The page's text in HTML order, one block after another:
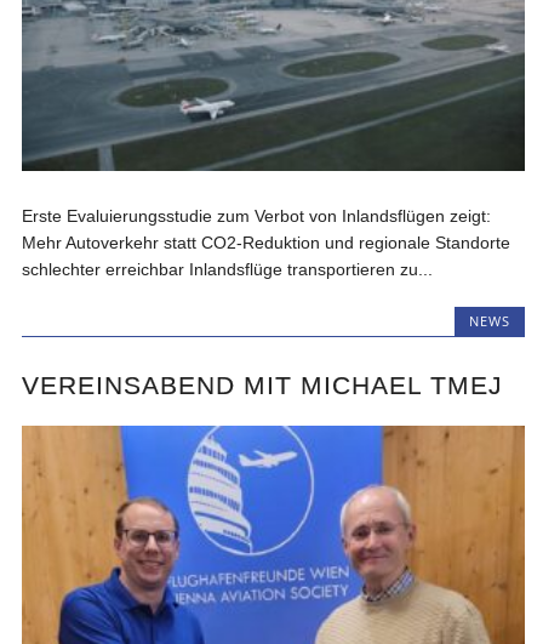
Erste Evaluierungsstudie zum Verbot von Inlandsflügen zeigt:
Mehr Autoverkehr statt CO2-Reduktion und regionale Standorte
schlechter erreichbar Inlandsflüge transportieren zu...
NEWS
VEREINSABEND MIT MICHAEL TMEJ